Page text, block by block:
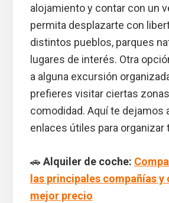
alojamiento y contar con un
permita desplazarte con
distintos pueblos, parques
lugares de interés. Otra
a alguna excursión
prefieres visitar ciertas
comodidad. Aquí te dejamos
enlaces útiles para organizar
🚗 Alquiler de coche:
las principales compañías y
mejor precio